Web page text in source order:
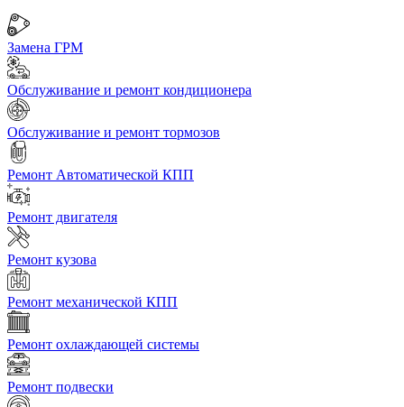
Замена ГРМ
Обслуживание и ремонт кондиционера
Обслуживание и ремонт тормозов
Ремонт Автоматической КПП
Ремонт двигателя
Ремонт кузова
Ремонт механической КПП
Ремонт охлаждающей системы
Ремонт подвески